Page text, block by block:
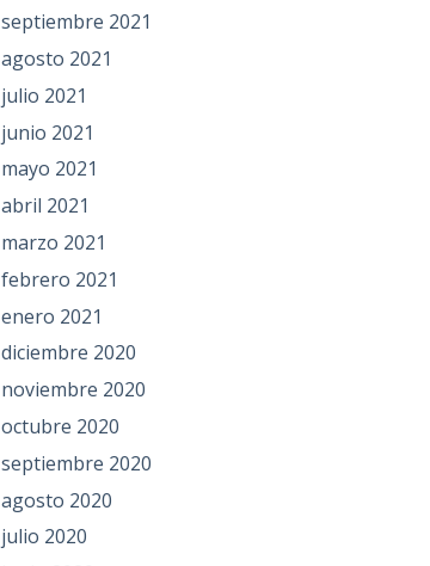
septiembre 2021
agosto 2021
julio 2021
junio 2021
mayo 2021
abril 2021
marzo 2021
febrero 2021
enero 2021
diciembre 2020
noviembre 2020
octubre 2020
septiembre 2020
agosto 2020
julio 2020